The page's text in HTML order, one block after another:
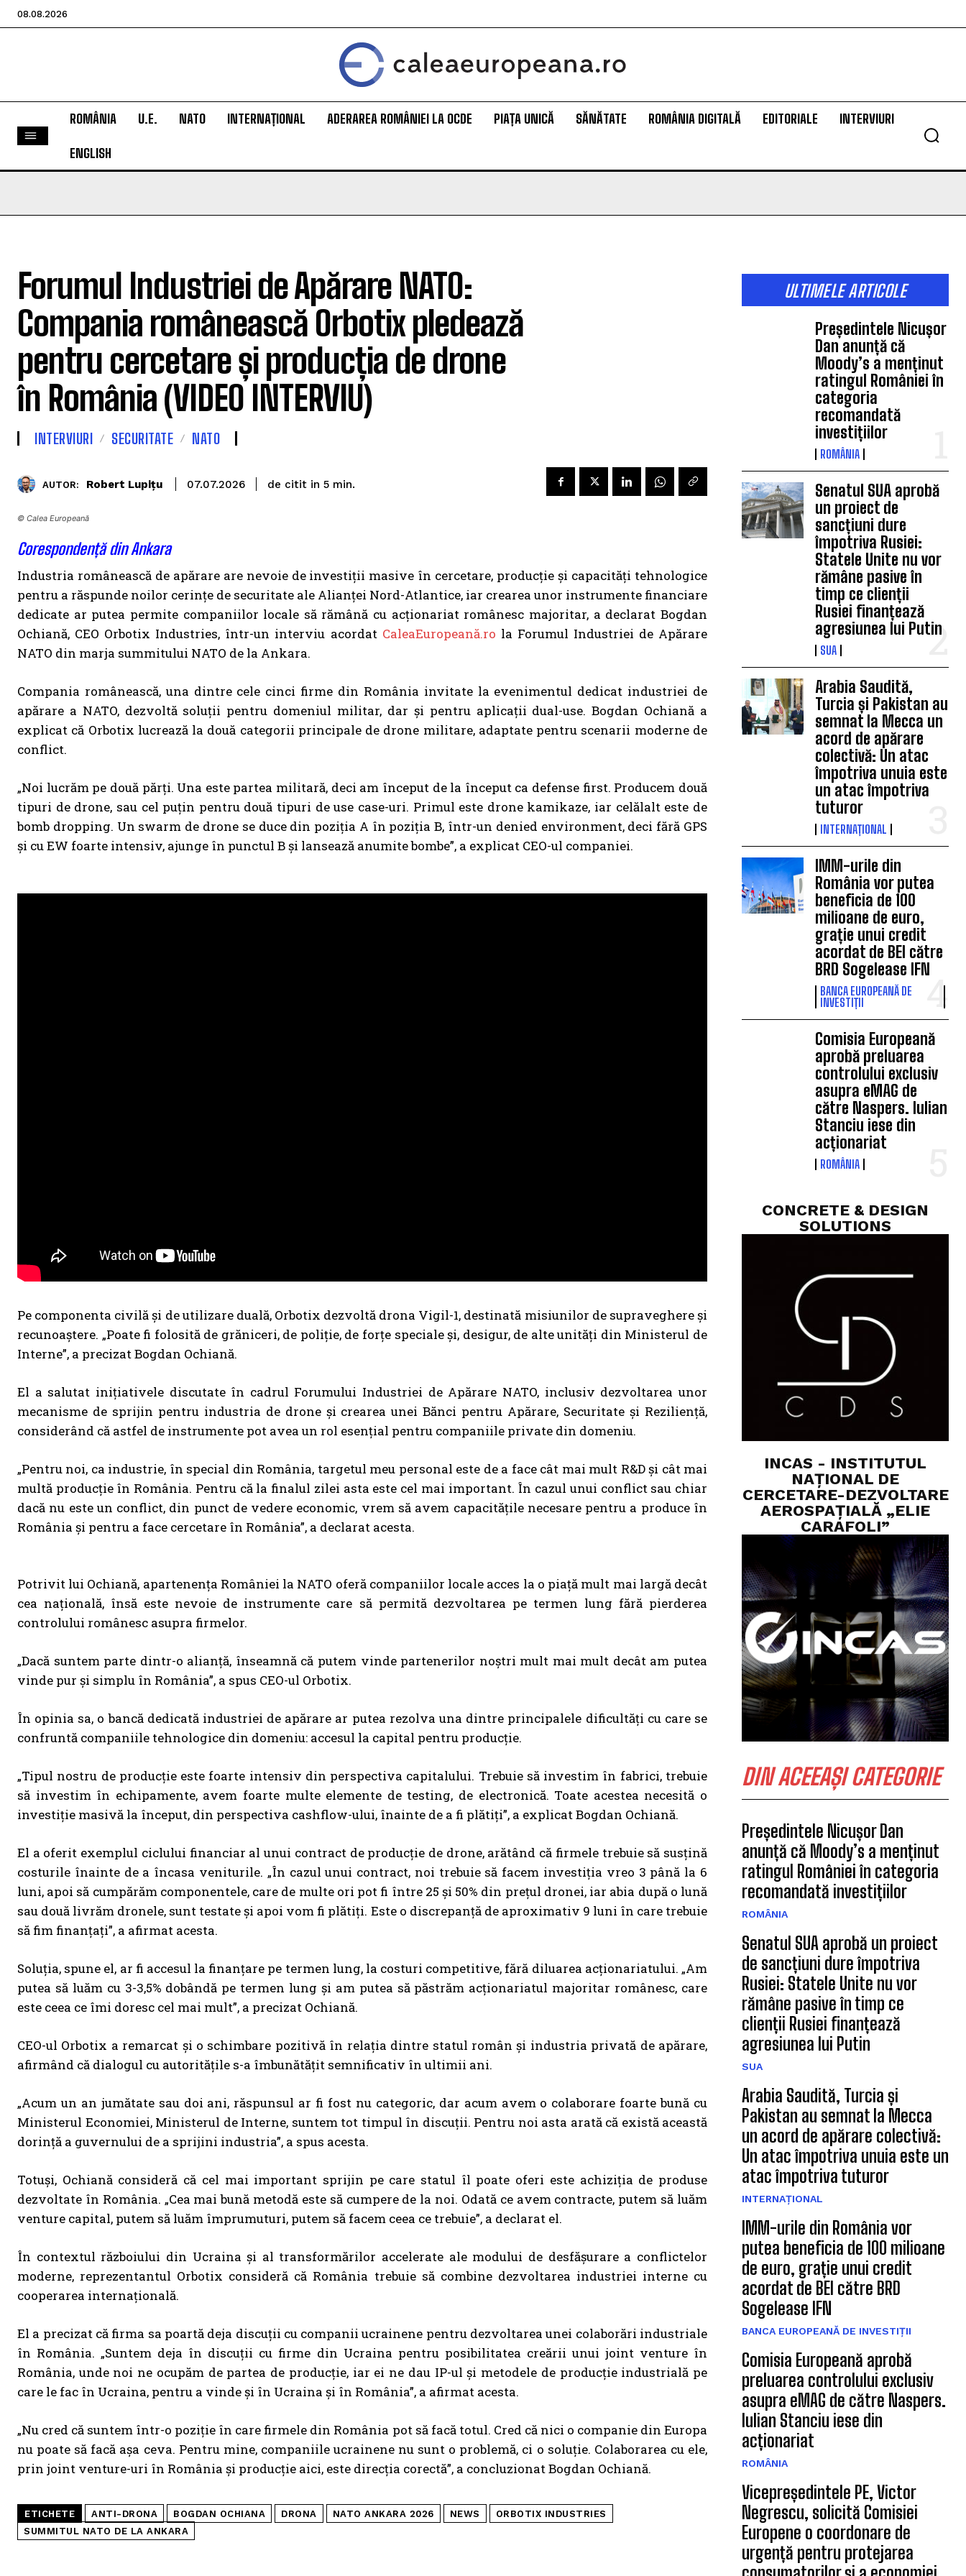
08.08.2026
ROMÂNIA U.E. NATO INTERNAȚIONAL ADERAREA ROMÂNIEI LA OCDE PIAȚA UNICĂ SĂNĂTATE ROMÂNIA DIGITALĂ EDITORIALE INTERVIURI
ENGLISH
Forumul Industriei de Apărare NATO:
Compania românească Orbotix pledează
pentru cercetare și producția de drone
în România (VIDEO INTERVIU)
INTERVIURI SECURITATE NATO
AUTOR: Robert Lupițu 07.07.2026 de citit in 5 min.
© Calea Europeană
Corespondență din Ankara
Industria românească de apărare are nevoie de investiții masive în cercetare, producție și capacități tehnologice
pentru a răspunde noilor cerințe de securitate ale Alianței Nord-Atlantice, iar crearea unor instrumente financiare
dedicate ar putea permite companiilor locale să rămână cu acționariat românesc majoritar, a declarat Bogdan
Ochiană, CEO Orbotix Industries, într-un interviu acordat CaleaEuropeană.ro la Forumul Industriei de Apărare
NATO din marja summitului NATO de la Ankara.
Compania românească, una dintre cele cinci firme din România invitate la evenimentul dedicat industriei de
apărare a NATO, dezvoltă soluții pentru domeniul militar, dar și pentru aplicații dual-use. Bogdan Ochiană a
explicat că Orbotix lucrează la două categorii principale de drone militare, adaptate pentru scenarii moderne de
conflict.
„Noi lucrăm pe două părți. Una este partea militară, deci am început de la început ca defense first. Producem două
tipuri de drone, sau cel puțin pentru două tipuri de use case-uri. Primul este drone kamikaze, iar celălalt este de
bomb dropping. Un swarm de drone se duce din poziția A în poziția B, într-un denied environment, deci fără GPS
și cu EW foarte intensiv, ajunge în punctul B și lansează anumite bombe”, a explicat CEO-ul companiei.
Pe componenta civilă și de utilizare duală, Orbotix dezvoltă drona Vigil-1, destinată misiunilor de supraveghere și
recunoaștere. „Poate fi folosită de grăniceri, de poliție, de forțe speciale și, desigur, de alte unități din Ministerul de
Interne”, a precizat Bogdan Ochiană.
El a salutat inițiativele discutate în cadrul Forumului Industriei de Apărare NATO, inclusiv dezvoltarea unor
mecanisme de sprijin pentru industria de drone și crearea unei Bănci pentru Apărare, Securitate și Reziliență,
considerând că astfel de instrumente pot avea un rol esențial pentru companiile private din domeniu.
„Pentru noi, ca industrie, în special din România, targetul meu personal este de a face cât mai mult R&D și cât mai
multă producție în România. Pentru că la finalul zilei asta este cel mai important. În cazul unui conflict sau chiar
dacă nu este un conflict, din punct de vedere economic, vrem să avem capacitățile necesare pentru a produce în
România și pentru a face cercetare în România”, a declarat acesta.
Potrivit lui Ochiană, apartenența României la NATO oferă companiilor locale acces la o piață mult mai largă decât
cea națională, însă este nevoie de instrumente care să permită dezvoltarea pe termen lung fără pierderea
controlului românesc asupra firmelor.
„Dacă suntem parte dintr-o alianță, înseamnă că putem vinde partenerilor noștri mult mai mult decât am putea
vinde pur și simplu în România”, a spus CEO-ul Orbotix.
În opinia sa, o bancă dedicată industriei de apărare ar putea rezolva una dintre principalele dificultăți cu care se
confruntă companiile tehnologice din domeniu: accesul la capital pentru producție.
„Tipul nostru de producție este foarte intensiv din perspectiva capitalului. Trebuie să investim în fabrici, trebuie
să investim în echipamente, avem foarte multe elemente de testing, de electronică. Toate acestea necesită o
investiție masivă la început, din perspectiva cashflow-ului, înainte de a fi plătiți”, a explicat Bogdan Ochiană.
El a oferit exemplul ciclului financiar al unui contract de producție de drone, arătând că firmele trebuie să susțină
costurile înainte de a încasa veniturile. „În cazul unui contract, noi trebuie să facem investiția vreo 3 până la 6
luni, apoi să cumpărăm componentele, care de multe ori pot fi între 25 și 50% din prețul dronei, iar abia după o lună
sau două livrăm dronele, sunt testate și apoi vom fi plătiți. Este o discrepanță de aproximativ 9 luni în care trebuie
să fim finanțați”, a afirmat acesta.
Soluția, spune el, ar fi accesul la finanțare pe termen lung, la costuri competitive, fără diluarea acționariatului. „Am
putea să luăm cu 3-3,5% dobândă pe termen lung și am putea să păstrăm acționariatul majoritar românesc, care
este ceea ce îmi doresc cel mai mult”, a precizat Ochiană.
CEO-ul Orbotix a remarcat și o schimbare pozitivă în relația dintre statul român și industria privată de apărare,
afirmând că dialogul cu autoritățile s-a îmbunătățit semnificativ în ultimii ani.
„Acum un an jumătate sau doi ani, răspunsul ar fi fost nu categoric, dar acum avem o colaborare foarte bună cu
Ministerul Economiei, Ministerul de Interne, suntem tot timpul în discuții. Pentru noi asta arată că există această
dorință a guvernului de a sprijini industria”, a spus acesta.
Totuși, Ochiană consideră că cel mai important sprijin pe care statul îl poate oferi este achiziția de produse
dezvoltate în România. „Cea mai bună metodă este să cumpere de la noi. Odată ce avem contracte, putem să luăm
venture capital, putem să luăm împrumuturi, putem să facem ceea ce trebuie”, a declarat el.
În contextul războiului din Ucraina și al transformărilor accelerate ale modului de desfășurare a conflictelor
moderne, reprezentantul Orbotix consideră că România trebuie să combine dezvoltarea industriei interne cu
cooperarea internațională.
El a precizat că firma sa poartă deja discuții cu companii ucrainene pentru dezvoltarea unei colaborări industriale
în România. „Suntem deja în discuții cu firme din Ucraina pentru posibilitatea creării unui joint venture în
România, unde noi ne ocupăm de partea de producție, iar ei ne dau IP-ul și metodele de producție industrială pe
care le fac în Ucraina, pentru a vinde și în Ucraina și în România”, a afirmat acesta.
„Nu cred că suntem într-o poziție în care firmele din România pot să facă totul. Cred că nici o companie din Europa
nu poate să facă așa ceva. Pentru mine, companiile ucrainene nu sunt o problemă, ci o soluție. Colaborarea cu ele,
prin joint venture-uri în România și producție aici, este direcția corectă”, a concluzionat Bogdan Ochiană.
ETICHETE ANTI-DRONA BOGDAN OCHIANA DRONA NATO ANKARA 2026 NEWS
ORBOTIX INDUSTRIES
SUMMITUL NATO DE LA ANKARA
ULTIMELE ARTICOLE
Președintele Nicușor
Dan anunță că
Moody’s a menținut
ratingul României în
categoria
recomandată
investițiilor
ROMÂNIA
Senatul SUA aprobă
un proiect de
sancțiuni dure
împotriva Rusiei:
Statele Unite nu vor
rămâne pasive în
timp ce clienții
Rusiei finanțează
agresiunea lui Putin
SUA
Arabia Saudită,
Turcia și Pakistan au
semnat la Mecca un
acord de apărare
colectivă: Un atac
împotriva unuia este
un atac împotriva
tuturor
INTERNAȚIONAL
IMM-urile din
România vor putea
beneficia de 100
milioane de euro,
grație unui credit
acordat de BEI către
BRD Sogelease IFN
BANCA EUROPEANĂ DE
INVESTIȚII
Comisia Europeană
aprobă preluarea
controlului exclusiv
asupra eMAG de
către Naspers. Iulian
Stanciu iese din
acționariat
ROMÂNIA
CONCRETE & DESIGN
SOLUTIONS
INCAS - INSTITUTUL
NAȚIONAL DE
CERCETARE-DEZVOLTARE
AEROSPAȚIALĂ „ELIE
CARAFOLI”
DIN ACEEAȘI CATEGORIE
Președintele Nicușor Dan
anunță că Moody’s a menținut
ratingul României în categoria
recomandată investițiilor
ROMÂNIA
Senatul SUA aprobă un proiect
de sancțiuni dure împotriva
Rusiei: Statele Unite nu vor
rămâne pasive în timp ce
clienții Rusiei finanțează
agresiunea lui Putin
SUA
Arabia Saudită, Turcia și
Pakistan au semnat la Mecca
un acord de apărare colectivă:
Un atac împotriva unuia este un
atac împotriva tuturor
INTERNAȚIONAL
IMM-urile din România vor
putea beneficia de 100 milioane
de euro, grație unui credit
acordat de BEI către BRD
Sogelease IFN
BANCA EUROPEANĂ DE INVESTIȚII
Comisia Europeană aprobă
preluarea controlului exclusiv
asupra eMAG de către Naspers.
Iulian Stanciu iese din
acționariat
ROMÂNIA
Vicepreședintele PE, Victor
Negrescu, solicită Comisiei
Europene o coordonare de
urgență pentru protejarea